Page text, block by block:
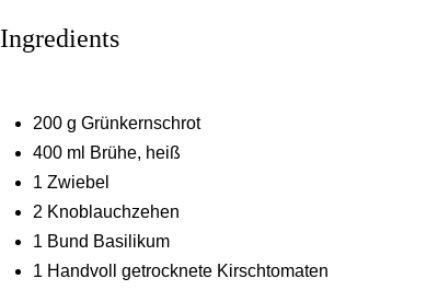
Ingredients
200 g Grünkernschrot
400 ml Brühe, heiß
1 Zwiebel
2 Knoblauchzehen
1 Bund Basilikum
1 Handvoll getrocknete Kirschtomaten